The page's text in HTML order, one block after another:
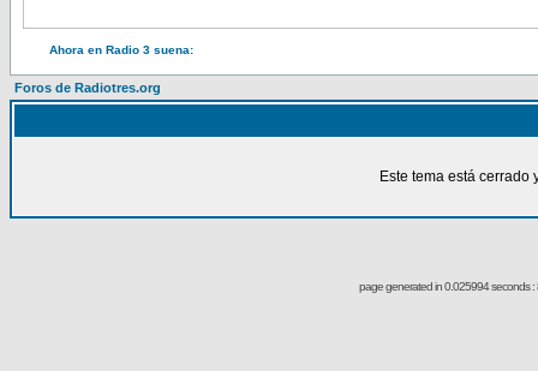
Ahora en Radio 3 suena:
Foros de Radiotres.org
Este tema está
page generated in 0.025994 seconds :